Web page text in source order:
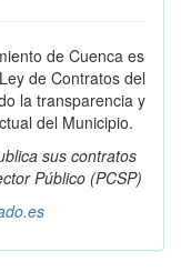
de Cuenca es
de Contratos del
la transparencia y
del Municipio.
sus contratos
Público (PCSP)